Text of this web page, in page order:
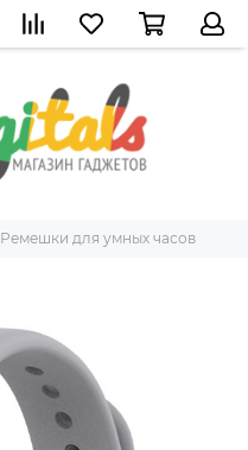
Ремешки для умных часов